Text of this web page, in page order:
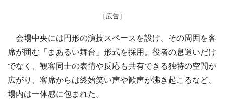
［広告］
会場中央には円形の演技スペースを設け、その周囲を客
席が囲む「まあるい舞台」形式を採用。役者の息遣いだけ
でなく、観客同士の表情や反応も共有できる独特の空間が
広がり、客席からは終始笑い声や歓声が沸き起こるなど、
場内は一体感に包まれた。